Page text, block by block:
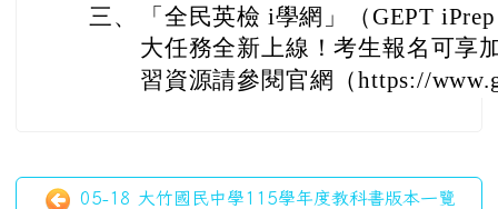
三、
「全民英檢 i學網」（GEPT
大任務全新上線！考生報名可享
習資源請參閱官網（https://
05-18 大竹國民中學115學年度教科書版本一覽